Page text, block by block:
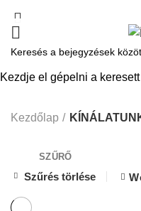
KÍNÁLATUNK
Kezdőlap
SZŰRŐ
Szűrés törlése
Kezdje el gépelni a